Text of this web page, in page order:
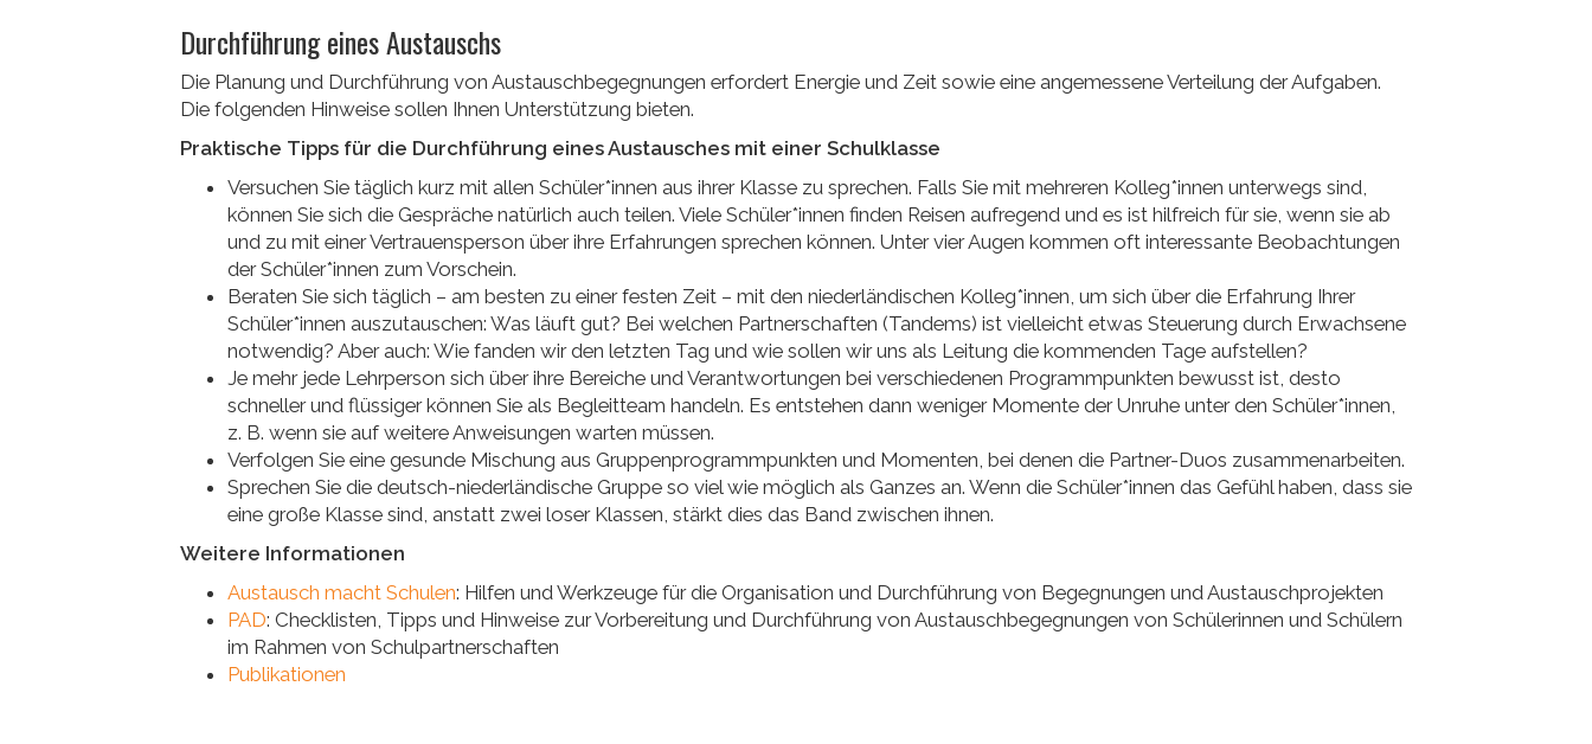
Durchführung eines Austauschs
Die Planung und Durchführung von Austauschbegegnungen erfordert Energie und Zeit sowie eine angemessene Verteilung der Aufgaben.
Die folgenden Hinweise sollen Ihnen Unterstützung bieten.
Praktische Tipps für die Durchführung eines Austausches mit einer Schulklasse
Versuchen Sie täglich kurz mit allen Schüler*innen aus ihrer Klasse zu sprechen. Falls Sie mit mehreren Kolleg*innen unterwegs sind,
können Sie sich die Gespräche natürlich auch teilen. Viele Schüler*innen finden Reisen aufregend und es ist hilfreich für sie, wenn sie ab
und zu mit einer Vertrauensperson über ihre Erfahrungen sprechen können. Unter vier Augen kommen oft interessante Beobachtungen
der Schüler*innen zum Vorschein.
Beraten Sie sich täglich – am besten zu einer festen Zeit – mit den niederländischen Kolleg*innen, um sich über die Erfahrung Ihrer
Schüler*innen auszutauschen: Was läuft gut? Bei welchen Partnerschaften (Tandems) ist vielleicht etwas Steuerung durch Erwachsene
notwendig? Aber auch: Wie fanden wir den letzten Tag und wie sollen wir uns als Leitung die kommenden Tage aufstellen?
Je mehr jede Lehrperson sich über ihre Bereiche und Verantwortungen bei verschiedenen Programmpunkten bewusst ist, desto
schneller und flüssiger können Sie als Begleitteam handeln. Es entstehen dann weniger Momente der Unruhe unter den Schüler*innen,
z. B. wenn sie auf weitere Anweisungen warten müssen.
Verfolgen Sie eine gesunde Mischung aus Gruppenprogrammpunkten und Momenten, bei denen die Partner-Duos zusammenarbeiten.
Sprechen Sie die deutsch-niederländische Gruppe so viel wie möglich als Ganzes an. Wenn die Schüler*innen das Gefühl haben, dass sie
eine große Klasse sind, anstatt zwei loser Klassen, stärkt dies das Band zwischen ihnen.
Weitere Informationen
Austausch macht Schulen: Hilfen und Werkzeuge für die Organisation und Durchführung von Begegnungen und Austauschprojekten
PAD: Checklisten, Tipps und Hinweise zur Vorbereitung und Durchführung von Austauschbegegnungen von Schülerinnen und Schülern
im Rahmen von Schulpartnerschaften
Publikationen